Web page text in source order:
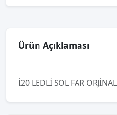
Ürün Açıklaması
İ20 LEDLİ SOL FAR ORJİNAL